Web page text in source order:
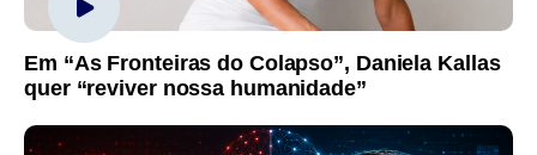
Em “As Fronteiras do Colapso”, Daniela Kallas
quer “reviver nossa humanidade”